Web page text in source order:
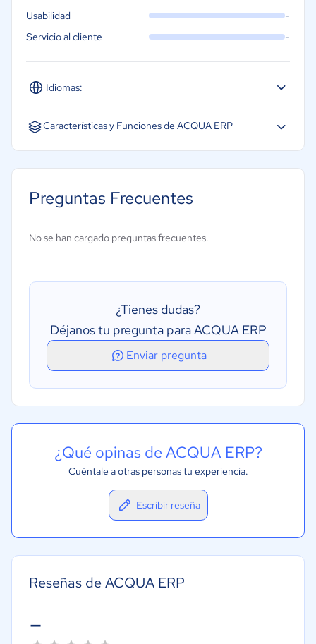
Idiomas:
Español Inglés
Usabilidad -
Servicio al cliente -
Características y Funciones de ACQUA ERP
Gestión de órdenes de compra
Creación de informes/análisis
Preguntas Frecuentes
No se han cargado preguntas frecuentes.
¿Tienes dudas?
Déjanos tu pregunta para ACQUA ERP
Enviar pregunta
¿Qué opinas de ACQUA ERP?
Cuéntale a otras personas tu experiencia.
Escribir reseña
Reseñas de ACQUA ERP
-